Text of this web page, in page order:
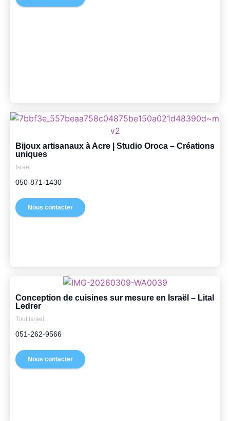
Bijoux artisanaux à Acre | Studio Oroca – Créations
uniques
Israel
050-871-1430
Nous contacter
Conception de cuisines sur mesure en Israël – Lital
Ledrer
Tout Israel
Nous contacter